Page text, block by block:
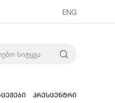
ENG
პრესცენტრი